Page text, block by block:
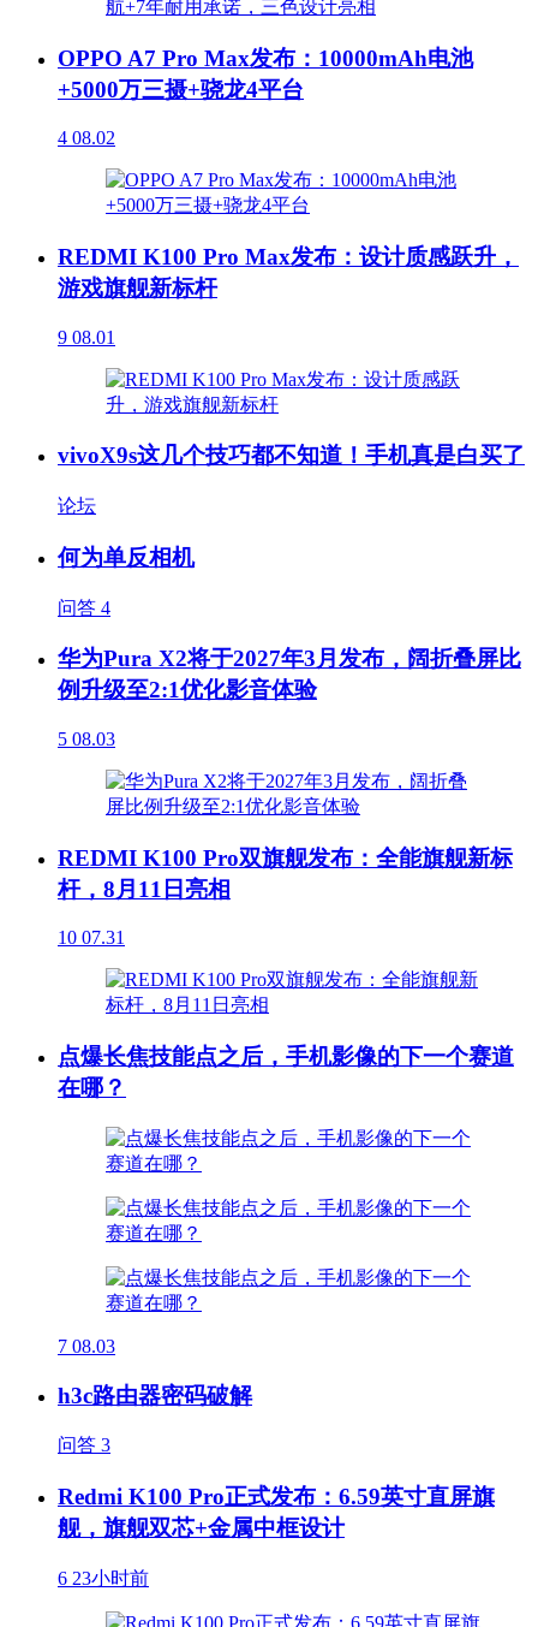
OPPO A7 Pro Max发布：10000mAh电池
+5000万三摄+骁龙4平台
4 08.02
REDMI K100 Pro Max发布：设计质感跃升，
游戏旗舰新标杆
9 08.01
vivoX9s这几个技巧都不知道！手机真是白买了
论坛
何为单反相机
问答 4
华为Pura X2将于2027年3月发布，阔折叠屏比
例升级至2:1优化影音体验
5 08.03
REDMI K100 Pro双旗舰发布：全能旗舰新标
杆，8月11日亮相
10 07.31
点爆长焦技能点之后，手机影像的下一个赛道
在哪？
7 08.03
h3c路由器密码破解
问答 3
Redmi K100 Pro正式发布：6.59英寸直屏旗
舰，旗舰双芯+金属中框设计
6 23小时前